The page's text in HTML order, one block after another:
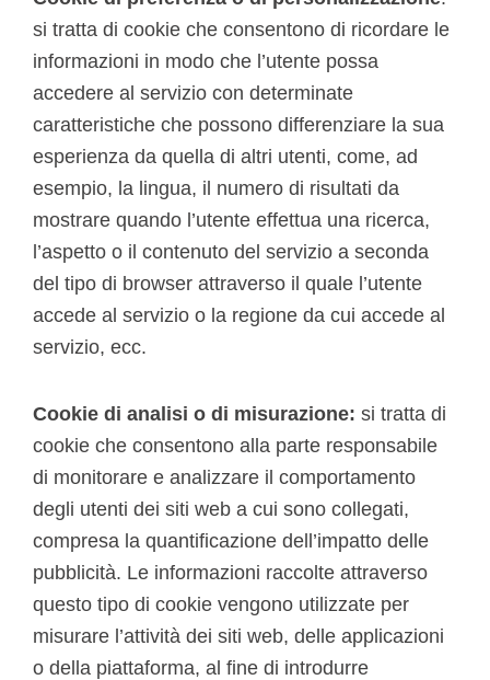
si tratta di cookie che consentono di ricordare le
informazioni in modo che l’utente possa
accedere al servizio con determinate
caratteristiche che possono differenziare la sua
esperienza da quella di altri utenti, come, ad
esempio, la lingua, il numero di risultati da
mostrare quando l’utente effettua una ricerca,
l’aspetto o il contenuto del servizio a seconda
del tipo di browser attraverso il quale l’utente
accede al servizio o la regione da cui accede al
servizio, ecc.
Cookie di analisi o di misurazione: si tratta di
cookie che consentono alla parte responsabile
di monitorare e analizzare il comportamento
degli utenti dei siti web a cui sono collegati,
compresa la quantificazione dell’impatto delle
pubblicità. Le informazioni raccolte attraverso
questo tipo di cookie vengono utilizzate per
misurare l’attività dei siti web, delle applicazioni
o della piattaforma, al fine di introdurre